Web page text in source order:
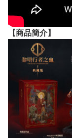
【商品簡介】